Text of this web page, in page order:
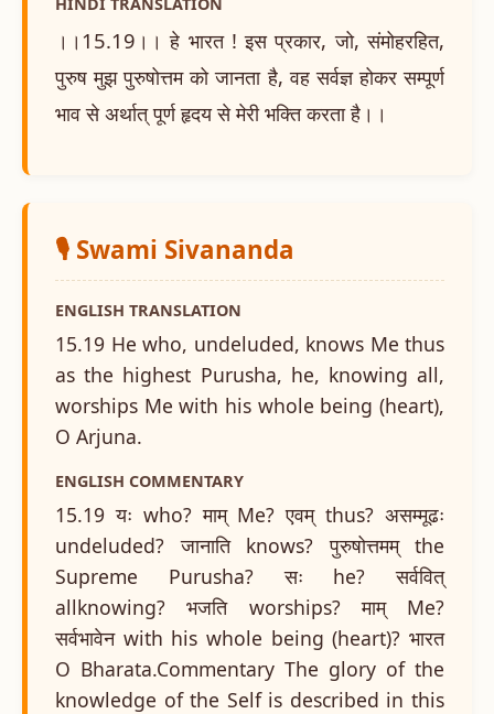
।।15.19।। हे भारत ! इस प्रकार, जो, संमोहरहित,
पुरुष मुझ पुरुषोत्तम को जानता है, वह सर्वज्ञ होकर सम्पूर्ण
भाव से अर्थात् पूर्ण हृदय से मेरी भक्ति करता है।।
🎙️ Swami Sivananda
ENGLISH TRANSLATION
15.19 He who, undeluded, knows Me thus
as the highest Purusha, he, knowing all,
worships Me with his whole being (heart),
O Arjuna.
ENGLISH COMMENTARY
15.19 यः who? माम् Me? एवम् thus? असम्मूढः
undeluded? जानाति knows? पुरुषोत्तमम् the
Supreme Purusha? सः he? सर्ववित्
allknowing? भजति worships? माम् Me?
सर्वभावेन with his whole being (heart)? भारत
O Bharata.Commentary The glory of the
knowledge of the Self is described in this